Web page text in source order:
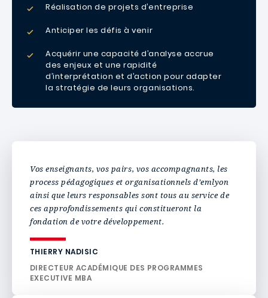
Réalisation de projets d’entreprise
Anticiper les défis à venir
Acquérir une capacité d’analyse accrue
des enjeux et une rapidité
d’interprétation et d’action pour adapter
la stratégie de leurs organisations.
Vos enseignants, vos pairs, vos accompagnants, les
process pédagogiques et organisationnels d’emlyon
ainsi que leurs responsables sont tous au service de
ces approfondissements qui constitueront la
fondation de votre développement.
THIERRY NADISIC
DIRECTEUR ACADÉMIQUE DES PROGRAMMES
EXECUTIVE MBA